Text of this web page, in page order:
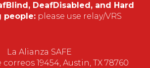
DeafDisabled, and Hard
people: please use relay/VRS
La Alianza SAFE
19454, Austin, TX 78760